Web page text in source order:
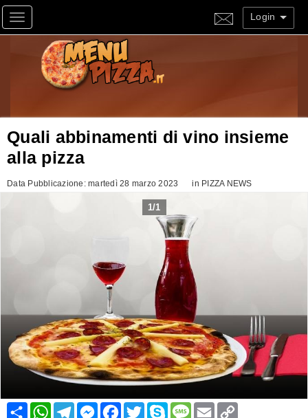
Toggle navigation Login
Quali abbinamenti di vino insieme
alla pizza
Data Pubblicazione: martedì 28 marzo 2023 in PIZZA NEWS
1/1
Condividi
WhatsApp
TelegramMessenger
Facebook
TwitterSkypeMessage
Email